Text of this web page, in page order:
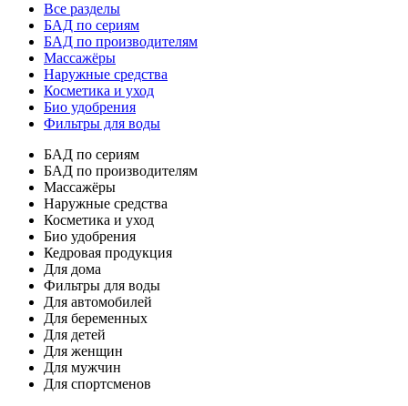
Все разделы
БАД по сериям
БАД по производителям
Массажёры
Наружные средства
Косметика и уход
Био удобрения
Фильтры для воды
БАД по сериям
БАД по производителям
Массажёры
Наружные средства
Косметика и уход
Био удобрения
Кедровая продукция
Для дома
Фильтры для воды
Для автомобилей
Для беременных
Для детей
Для женщин
Для мужчин
Для спортсменов